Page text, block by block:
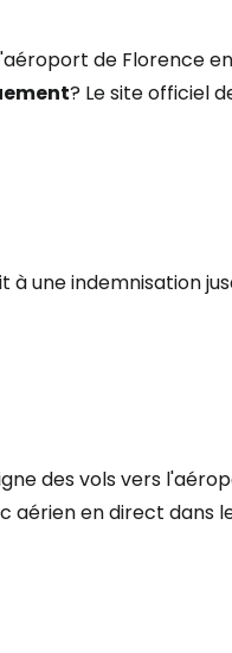
de Florence
? Le site officiel
à une indemnisation
des vols vers
aérien en direct dans
à